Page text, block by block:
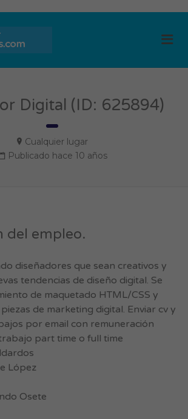
Digital (ID: 625894)
Cualquier lugar
Publicado hace 10 años
del empleo.
diseñadores que sean creativos y
tendencias de diseño digital. Se
de maquetado HTML/CSS y
de marketing digital. Enviar cv y
por email con remuneración
part time o full time
López
Osete